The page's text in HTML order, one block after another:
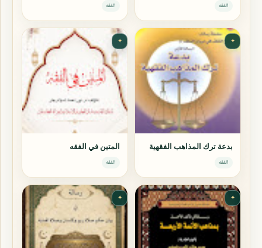
الفقه الفقه
✦
بدعة ترك المذاهب الفقهية
الفقه
✦
المتين في الفقه
الفقه
✦
✦